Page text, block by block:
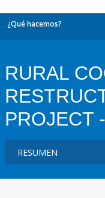
¿Qué hacemos?
RURAL
PROJECT